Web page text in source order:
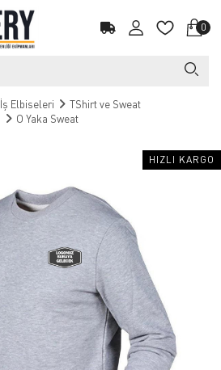
0
İş Elbiseleri
TShirt ve Sweat
O Yaka Sweat
HIZLI KARGO